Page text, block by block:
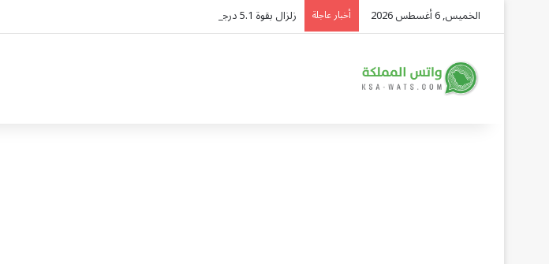
الخميس, 6 أغسطس 2026 أخبار عاجلة زلزال بقوة 5.1 درجات يضرب محافظة كوماموتو اليابانية دون ضحايا